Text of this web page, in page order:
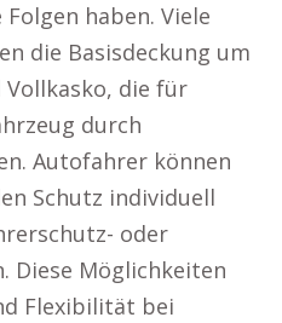
haben. Viele
die Basisdeckung um
Vollkasko, die für
durch
Autofahrer können
Schutz individuell
oder
Diese Möglichkeiten
Flexibilität bei